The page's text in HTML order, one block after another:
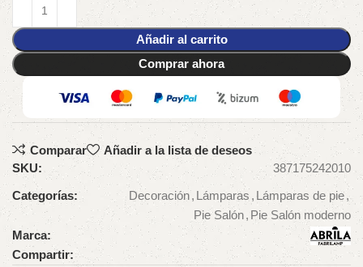
Añadir al carrito
Comprar ahora
Comparar
Añadir a la lista de deseos
SKU:
387175242010
Categorías:
Decoración, Lámparas , Lámparas de pie,
Pie Salón, Pie Salón moderno
Marca:
Compartir: